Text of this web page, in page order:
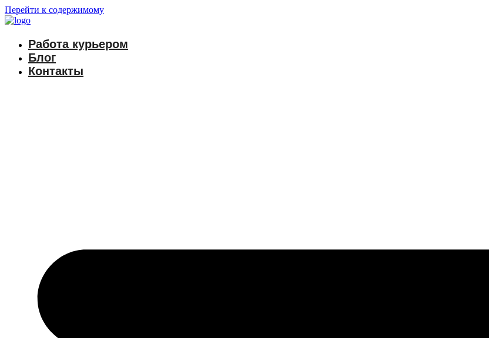
Перейти к содержимому
Работа курьером
Блог
Контакты